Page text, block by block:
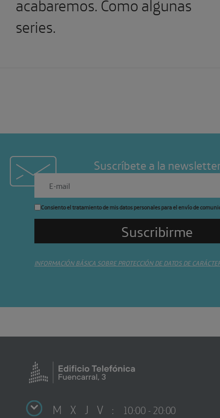
series.
Suscríbete a la
Consiento el tratamiento de mis datos personales para el envío de
INFORMACIÓN BÁSICA SOBRE PROTECCIÓN DE DATOS DE
M X J V : 10:00 - 20:00